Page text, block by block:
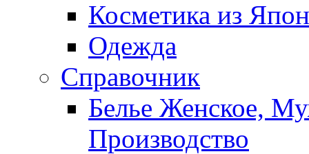
Косметика из
Одежда
Справочник
Белье Женское,
Производство